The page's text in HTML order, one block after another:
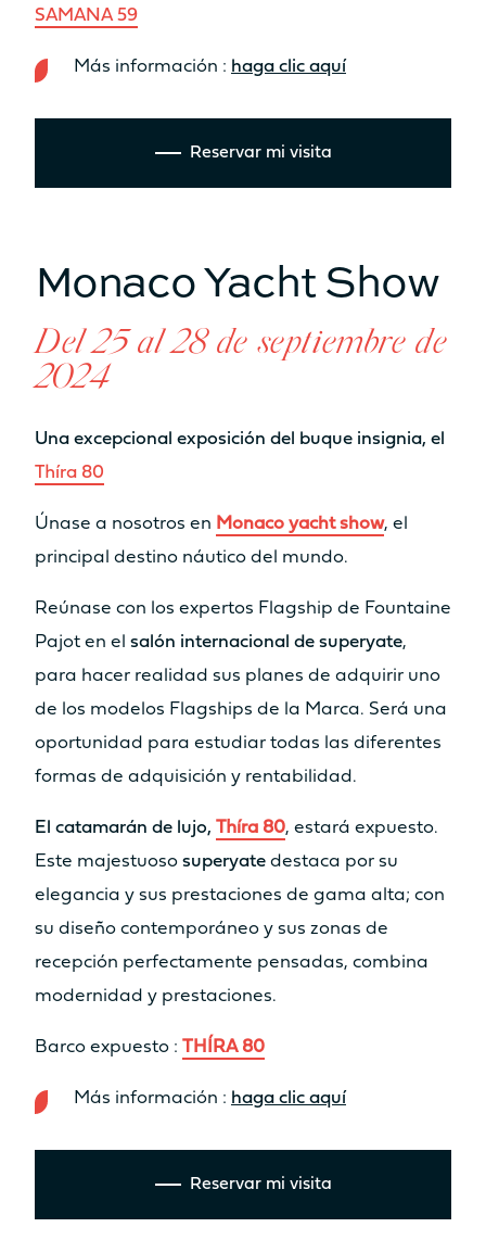
SAMANA 59
Más información : haga clic aquí
Reservar mi visita
Monaco Yacht Show
Del 25 al 28 de septiembre de
2024
Una excepcional exposición del buque insignia, el
Thíra 80
Únase a nosotros en Monaco yacht show, el
principal destino náutico del mundo.
Reúnase con los expertos Flagship de Fountaine
Pajot en el salón internacional de superyate,
para hacer realidad sus planes de adquirir uno
de los modelos Flagships de la Marca. Será una
oportunidad para estudiar todas las diferentes
formas de adquisición y rentabilidad.
El catamarán de lujo, Thíra 80, estará expuesto.
Este majestuoso superyate destaca por su
elegancia y sus prestaciones de gama alta; con
su diseño contemporáneo y sus zonas de
recepción perfectamente pensadas, combina
modernidad y prestaciones.
Barco expuesto : THÍRA 80
Más información : haga clic aquí
Reservar mi visita
FP44
Más información sobre el